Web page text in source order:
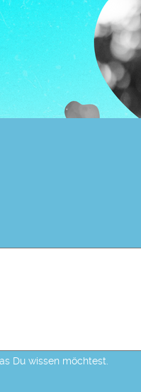
Du wissen möchtest.